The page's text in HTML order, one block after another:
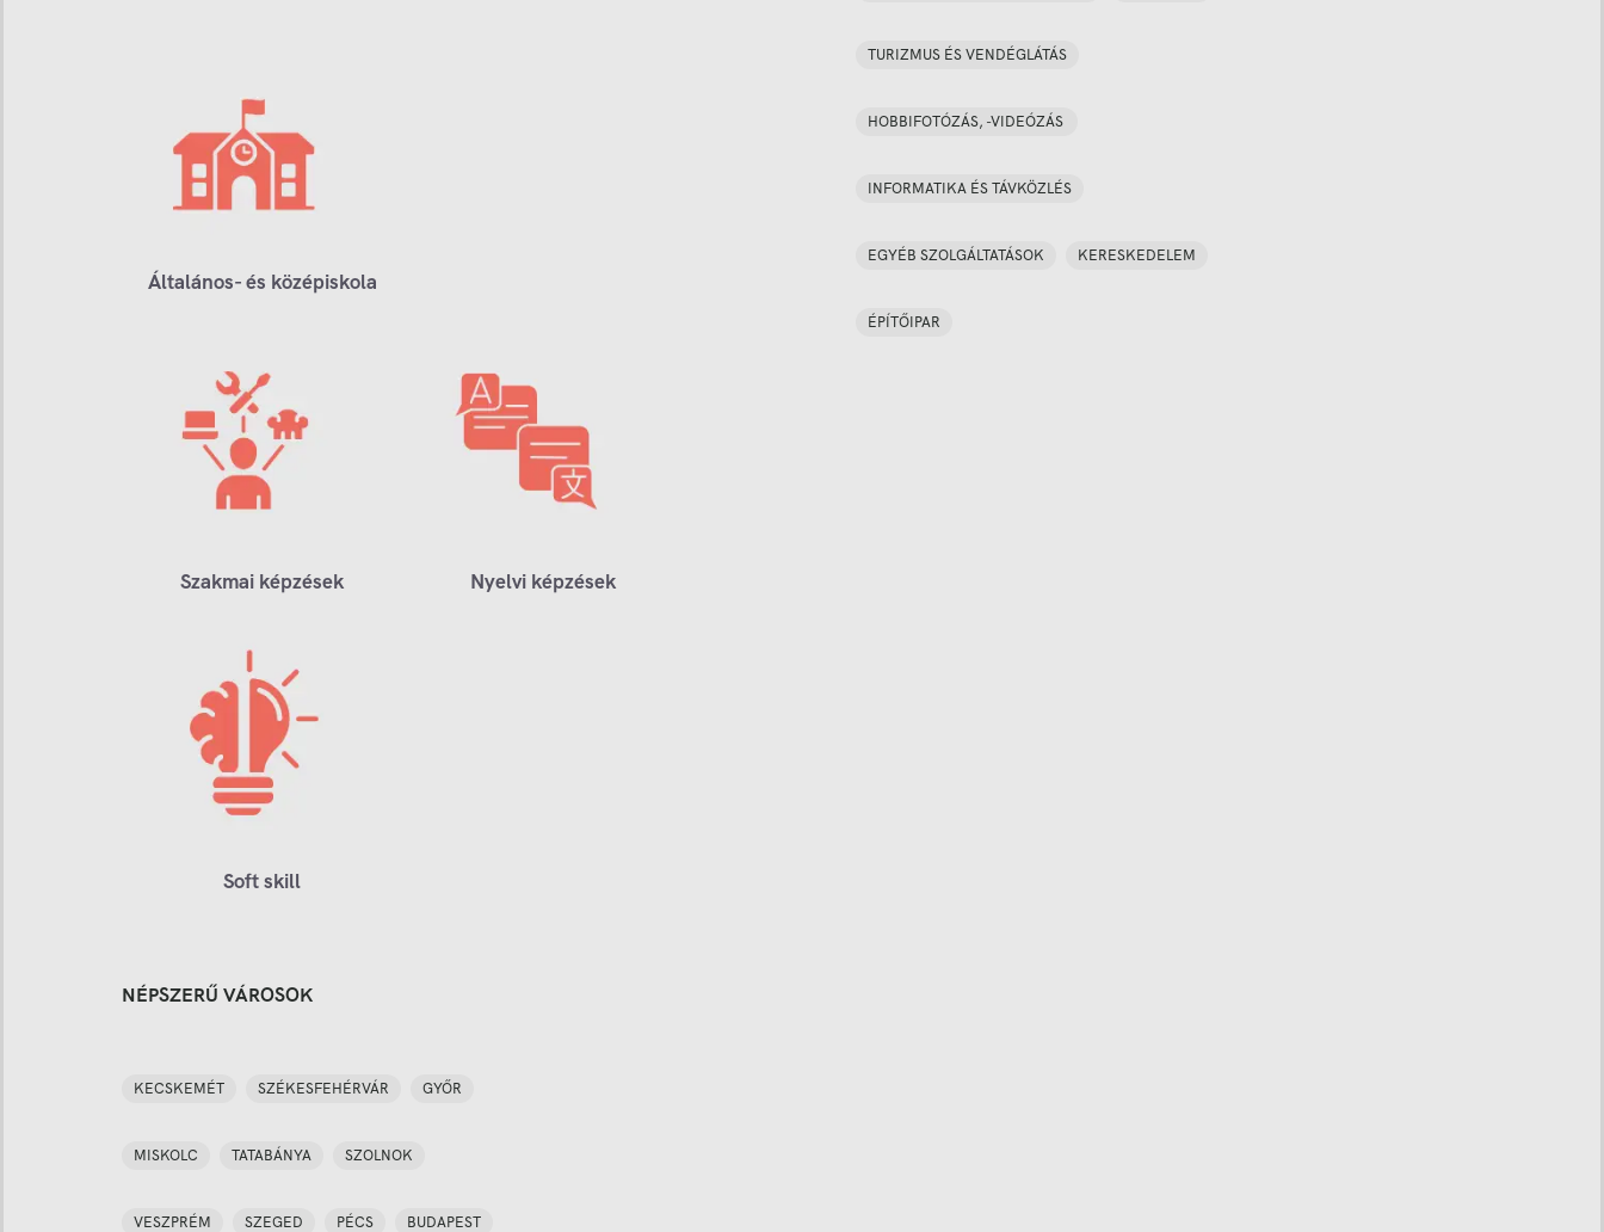
Általános- és középiskola
Szakmai képzések Nyelvi képzések
Soft skill
TURIZMUS ÉS VENDÉGLÁTÁS
HOBBIFOTÓZÁS, -VIDEÓZÁS
INFORMATIKA ÉS TÁVKÖZLÉS
EGYÉB SZOLGÁLTATÁSOK KERESKEDELEM
ÉPÍTŐIPAR
NÉPSZERŰ VÁROSOK
KECSKEMÉT SZÉKESFEHÉRVÁR GYŐR
MISKOLC TATABÁNYA SZOLNOK
VESZPRÉM SZEGED PÉCS BUDAPEST